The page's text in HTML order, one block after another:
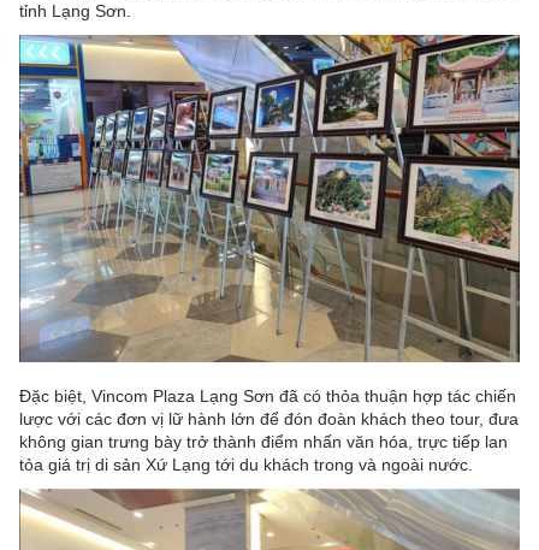
tỉnh Lạng Sơn.
Đặc biệt, Vincom Plaza Lạng Sơn đã có thỏa thuận hợp tác chiến
lược với các đơn vị lữ hành lớn để đón đoàn khách theo tour, đưa
không gian trưng bày trở thành điểm nhấn văn hóa, trực tiếp lan
tỏa giá trị di sản Xứ Lạng tới du khách trong và ngoài nước.